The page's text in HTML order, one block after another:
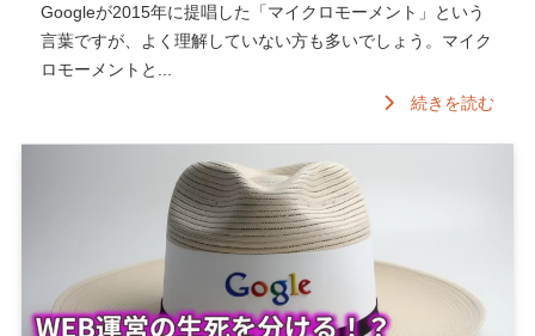
Googleが2015年に提唱した「マイクロモーメント」という
言葉ですが、よく理解していない方も多いでしょう。マイク
ロモーメントと...
続きを読む